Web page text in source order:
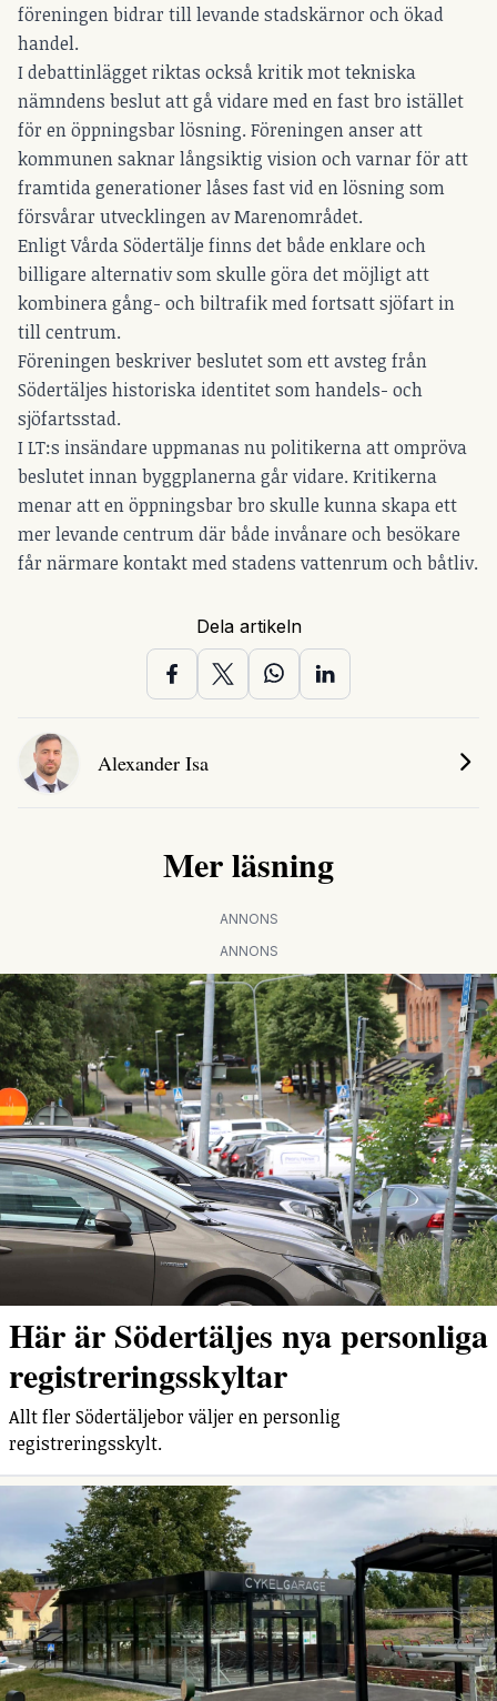
föreningen bidrar till levande stadskärnor och ökad
handel.
I debattinlägget riktas också kritik mot tekniska
nämndens beslut att gå vidare med en fast bro istället
för en öppningsbar lösning. Föreningen anser att
kommunen saknar långsiktig vision och varnar för att
framtida generationer låses fast vid en lösning som
försvårar utvecklingen av Marenområdet.
Enligt Vårda Södertälje finns det både enklare och
billigare alternativ som skulle göra det möjligt att
kombinera gång- och biltrafik med fortsatt sjöfart in
till centrum.
Föreningen beskriver beslutet som ett avsteg från
Södertäljes historiska identitet som handels- och
sjöfartsstad.
I LT:s insändare uppmanas nu politikerna att ompröva
beslutet innan byggplanerna går vidare. Kritikerna
menar att en öppningsbar bro skulle kunna skapa ett
mer levande centrum där både invånare och besökare
får närmare kontakt med stadens vattenrum och båtliv.
Dela artikeln
Alexander Isa
Mer läsning
ANNONS
ANNONS
Här är Södertäljes nya personliga
registreringsskyltar
Allt fler Södertäljebor väljer en personlig
registreringsskylt.